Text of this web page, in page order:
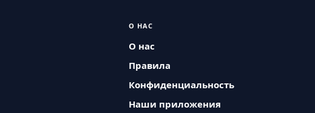
О НАС
О нас
Правила
Конфиденциальность
Наши приложения